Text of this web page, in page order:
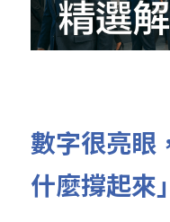
數字很亮眼
什麼撐起來」